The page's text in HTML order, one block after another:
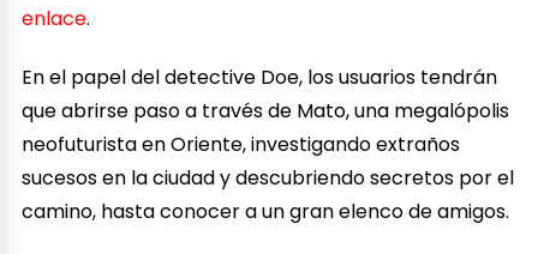
enlace.
En el papel del detective Doe, los usuarios tendrán
que abrirse paso a través de Mato, una megalópolis
neofuturista en Oriente, investigando extraños
sucesos en la ciudad y descubriendo secretos por el
camino, hasta conocer a un gran elenco de amigos.